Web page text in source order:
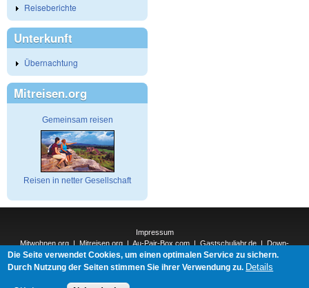
Reiseberichte
Unterkunft
Übernachtung
Mitreisen.org
Gemeinsam reisen
Reisen in netter Gesellschaft
Impressum
Mitwohnen.org
Mitreisen.org Au-Pair-Box.com Gastschuljahr.de
Down-
Under.org |Elderpair.com|
Interconnections-Verlag.de|Natur-und-Umwelt.org|ReiseTops.com|
Die Seite verwendet Cookies, um einen optimalen Service zu sichern.
Durch Nutzung der Seiten stimmen Sie ihrer Verwendung zu. Details